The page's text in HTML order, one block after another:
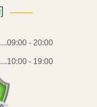
- 20:00
- 19:00